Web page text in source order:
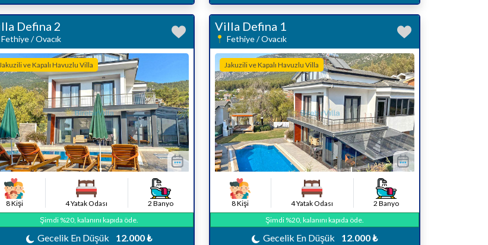
Defina 2
Fethiye / Ovacık
ve Kapalı Havuzlu Villa
8 Kişi 4 Yatak Odası
2 Banyo
Şimdi %20, kalanını kapıda öde.
Gecelik En Düşük 12.000 ₺
Villa Defina 1
Fethiye / Ovacık
Jakuzili ve Kapalı Havuzlu Villa
8 Kişi 4 Yatak Odası
2 Banyo
Şimdi %20, kalanını kapıda öde.
Gecelik En Düşük 12.000 ₺